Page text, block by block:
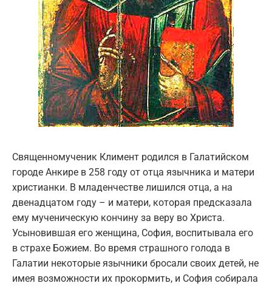
Священномученик Климент родился в Галатийском
городе Анкире в 258 году от отца язычника и матери
христианки. В младенчестве лишился отца, а на
двенадцатом году – и матери, которая предсказала
ему мученическую кончину за веру во Христа.
Усыновившая его женщина, София, воспитывала его
в страхе Божием. Во время страшного голода в
Галатии некоторые язычники бросали своих детей, не
имея возможности их прокормить, и София собирала